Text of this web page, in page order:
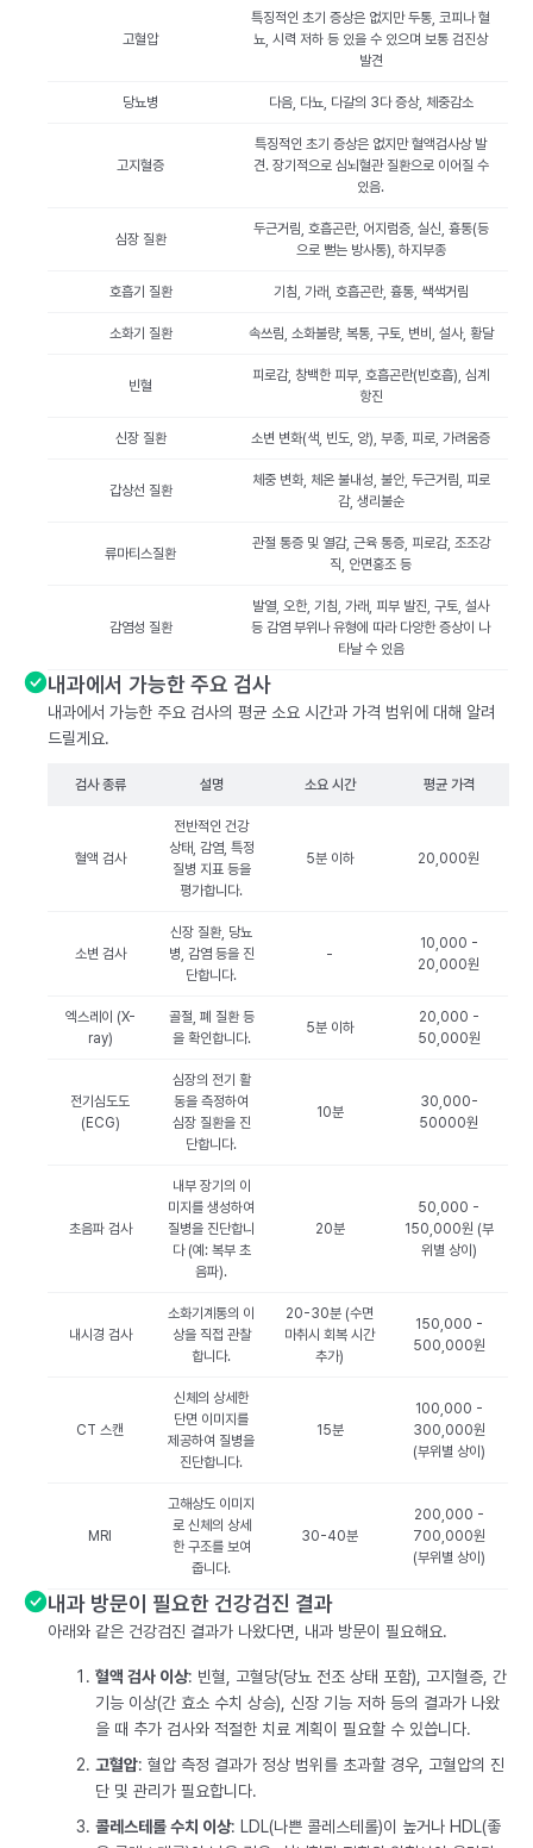
고혈압
특징적인 초기 증상은 없지만 두통, 코피나 혈
뇨, 시력 저하 등 있을 수 있으며 보통 검진상
발견
당뇨병 다음, 다뇨, 다갈의 3다 증상, 체중감소
고지혈증
특징적인 초기 증상은 없지만 혈액검사상 발
견. 장기적으로 심뇌혈관 질환으로 이어질 수
있음.
심장 질환
두근거림, 호흡곤란, 어지럼증, 실신, 흉통(등
으로 뻗는 방사통), 하지부종
호흡기 질환 기침, 가래, 호흡곤란, 흉통, 쌕색거림
소화기 질환 속쓰림, 소화불량, 복통, 구토, 변비, 설사, 황달
빈혈
피로감, 창백한 피부, 호흡곤란(빈호흡), 심계
항진
신장 질환 소변 변화(색, 빈도, 양), 부종, 피로, 가려움증
갑상선 질환
체중 변화, 체온 불내성, 불안, 두근거림, 피로
감, 생리불순
류마티스질환
관절 통증 및 열감, 근육 통증, 피로감, 조조강
직, 안면홍조 등
감염성 질환
발열, 오한, 기침, 가래, 피부 발진, 구토, 설사
등 감염 부위나 유형에 따라 다양한 증상이 나
타날 수 있음
내과에서 가능한 주요 검사
내과에서 가능한 주요 검사의 평균 소요 시간과 가격 범위에 대해 알려
드릴게요.
검사 종류 설명 소요 시간 평균 가격
혈액 검사
전반적인 건강
상태, 감염, 특정
질병 지표 등을
평가합니다.
5분 이하 20,000원
소변 검사
신장 질환, 당뇨
병, 감염 등을 진
단합니다.
-
10,000 -
20,000원
엑스레이 (X-
ray)
골절, 폐 질환 등
을 확인합니다.
5분 이하
20,000 -
50,000원
전기심도도
(ECG)
심장의 전기 활
동을 측정하여
심장 질환을 진
단합니다.
10분
30,000-
50000원
초음파 검사
내부 장기의 이
미지를 생성하여
질병을 진단합니
다 (예: 복부 초
음파).
20분
50,000 -
150,000원 (부
위별 상이)
내시경 검사
소화기계통의 이
상을 직접 관찰
합니다.
20-30분 (수면
마취시 회복 시간
추가)
150,000 -
500,000원
CT 스캔
신체의 상세한
단면 이미지를
제공하여 질병을
진단합니다.
15분
100,000 -
300,000원
(부위별 상이)
MRI
고해상도 이미지
로 신체의 상세
한 구조를 보여
줍니다.
30-40분
200,000 -
700,000원
(부위별 상이)
내과 방문이 필요한 건강검진 결과
아래와 같은 건강검진 결과가 나왔다면, 내과 방문이 필요해요.
혈액 검사 이상: 빈혈, 고혈당(당뇨 전조 상태 포함), 고지혈증, 간
기능 이상(간 효소 수치 상승), 신장 기능 저하 등의 결과가 나왔
을 때 추가 검사와 적절한 치료 계획이 필요할 수 있씁니다.
고혈압: 혈압 측정 결과가 정상 범위를 초과할 경우, 고혈압의 진
단 및 관리가 필요합니다.
콜레스테롤 수치 이상: LDL(나쁜 콜레스테롤)이 높거나 HDL(좋